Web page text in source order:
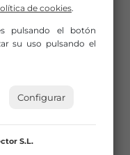
de cookies.
pulsando el botón
su uso pulsando el
Configurar
S.L.